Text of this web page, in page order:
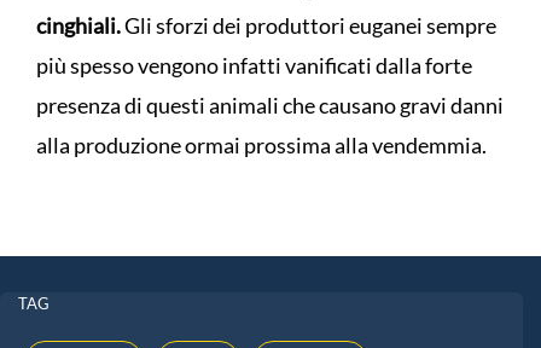
cinghiali.Gli sforzi dei produttori euganei sempre
più spesso vengono infatti vanificati dalla forte
presenza di questi animali che causano gravi danni
alla produzione ormai prossima alla vendemmia.
TAG